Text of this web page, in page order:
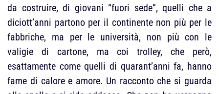
da costruire, di giovani “fuori sede”, quelli che a
diciott’anni partono per il continente non più per le
fabbriche, ma per le università, non più con le
valigie di cartone, ma coi trolley, che però,
esattamente come quelli di quarant’anni fa, hanno
fame di calore e amore. Un racconto che si guarda